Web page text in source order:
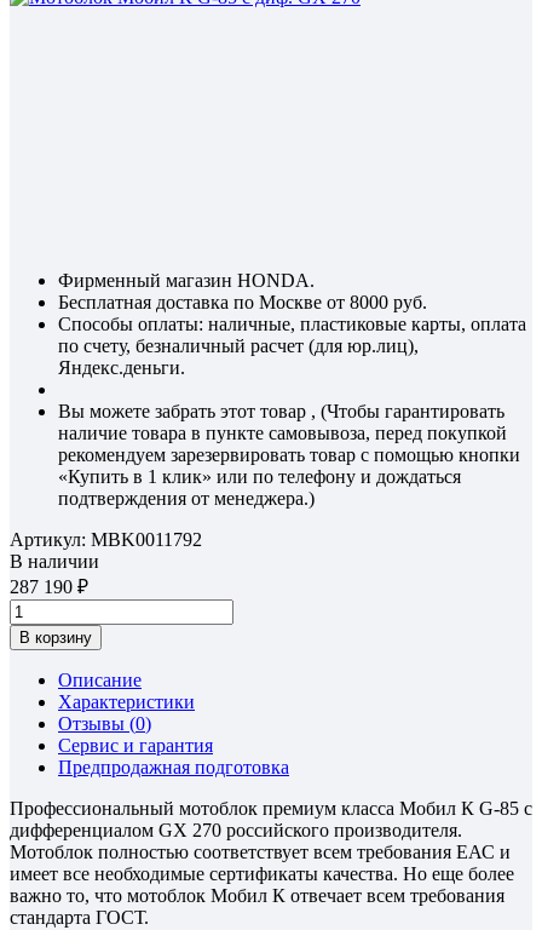
Фирменный магазин HONDA.
Бесплатная доставка по Москве от 8000 руб.
Способы оплаты: наличные, пластиковые карты, оплата
по счету, безналичный расчет (для юр.лиц),
Яндекс.деньги.
Вы можете забрать этот товар , (Чтобы гарантировать
наличие товара в пункте самовывоза, перед покупкой
рекомендуем зарезервировать товар с помощью кнопки
«Купить в 1 клик» или по телефону и дождаться
подтверждения от менеджера.)
Артикул: MBK0011792
В наличии
287 190
В корзину
Описание
Характеристики
Отзывы (0)
Сервис и гарантия
Предпродажная подготовка
Профессиональный мотоблок премиум класса Мобил К G-85 с
дифференциалом GX 270 российского производителя.
Мотоблок полностью соответствует всем требования ЕАС и
имеет все необходимые сертификаты качества. Но еще более
важно то, что мотоблок Мобил К отвечает всем требования
стандарта ГОСТ.